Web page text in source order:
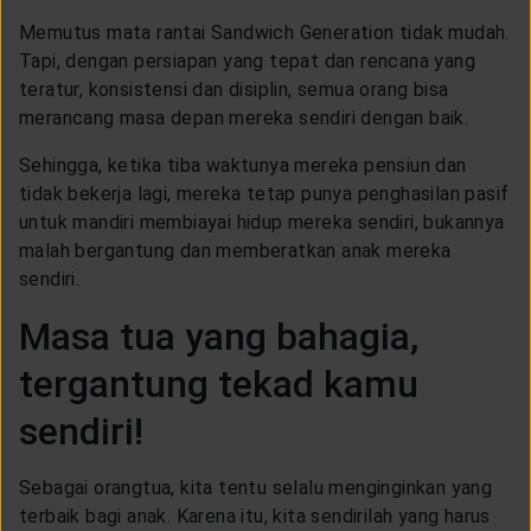
Memutus mata rantai Sandwich Generation tidak mudah.
Tapi, dengan persiapan yang tepat dan rencana yang
teratur, konsistensi dan disiplin, semua orang bisa
merancang masa depan mereka sendiri dengan baik.
Sehingga, ketika tiba waktunya mereka pensiun dan
tidak bekerja lagi, mereka tetap punya penghasilan pasif
untuk mandiri membiayai hidup mereka sendiri, bukannya
malah bergantung dan memberatkan anak mereka
sendiri.
Masa tua yang bahagia,
tergantung tekad kamu
sendiri!
Sebagai orangtua, kita tentu selalu menginginkan yang
terbaik bagi anak. Karena itu, kita sendirilah yang harus